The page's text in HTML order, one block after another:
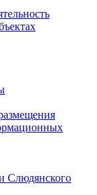
Слюдянского